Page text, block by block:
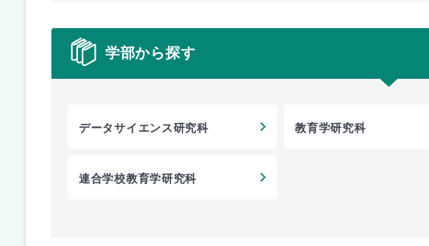
学部から探す
データサイエンス研究科 教育学研究科
連合学校教育学研究科